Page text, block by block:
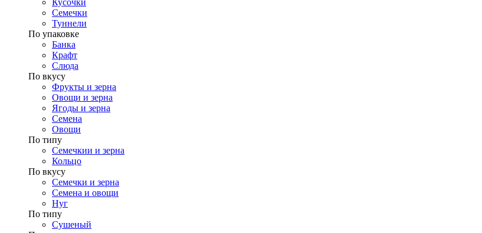
Кусочки
Семечки
Туннели
По упаковке
Банка
Крафт
Слюда
По вкусу
Фрукты и зерна
Овощи и зерна
Ягоды и зерна
Семена
Овощи
По типу
Семечкии и зерна
Кольцо
По вкусу
Семечки и зерна
Семена и овощи
Нуг
По типу
Сушеный